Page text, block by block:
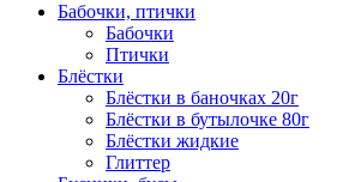
Бабочки, птички
Бабочки
Птички
Блёстки
Блёстки в баночках 20г
Блёстки в бутылочке 80г
Блёстки жидкие
Глиттер